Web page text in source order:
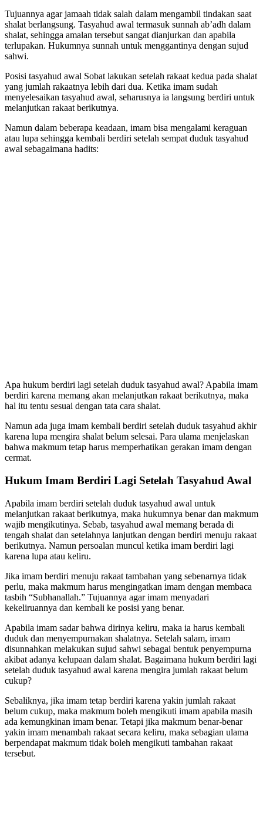
Tujuannya agar jamaah tidak salah dalam mengambil tindakan saat
shalat berlangsung. Tasyahud awal termasuk sunnah ab’adh dalam
shalat, sehingga amalan tersebut sangat dianjurkan dan apabila
terlupakan. Hukumnya sunnah untuk menggantinya dengan sujud
sahwi.
Posisi tasyahud awal Sobat lakukan setelah rakaat kedua pada shalat
yang jumlah rakaatnya lebih dari dua. Ketika imam sudah
menyelesaikan tasyahud awal, seharusnya ia langsung berdiri untuk
melanjutkan rakaat berikutnya.
Namun dalam beberapa keadaan, imam bisa mengalami keraguan
atau lupa sehingga kembali berdiri setelah sempat duduk tasyahud
awal sebagaimana hadits:
Apa hukum berdiri lagi setelah duduk tasyahud awal? Apabila imam
berdiri karena memang akan melanjutkan rakaat berikutnya, maka
hal itu tentu sesuai dengan tata cara shalat.
Namun ada juga imam kembali berdiri setelah duduk tasyahud akhir
karena lupa mengira shalat belum selesai. Para ulama menjelaskan
bahwa makmum tetap harus memperhatikan gerakan imam dengan
cermat.
Hukum Imam Berdiri Lagi Setelah Tasyahud Awal
Apabila imam berdiri setelah duduk tasyahud awal untuk
melanjutkan rakaat berikutnya, maka hukumnya benar dan makmum
wajib mengikutinya. Sebab, tasyahud awal memang berada di
tengah shalat dan setelahnya lanjutkan dengan berdiri menuju rakaat
berikutnya. Namun persoalan muncul ketika imam berdiri lagi
karena lupa atau keliru.
Jika imam berdiri menuju rakaat tambahan yang sebenarnya tidak
perlu, maka makmum harus mengingatkan imam dengan membaca
tasbih “Subhanallah.” Tujuannya agar imam menyadari
kekeliruannya dan kembali ke posisi yang benar.
Apabila imam sadar bahwa dirinya keliru, maka ia harus kembali
duduk dan menyempurnakan shalatnya. Setelah salam, imam
disunnahkan melakukan sujud sahwi sebagai bentuk penyempurna
akibat adanya kelupaan dalam shalat. Bagaimana hukum berdiri lagi
setelah duduk tasyahud awal karena mengira jumlah rakaat belum
cukup?
Sebaliknya, jika imam tetap berdiri karena yakin jumlah rakaat
belum cukup, maka makmum boleh mengikuti imam apabila masih
ada kemungkinan imam benar. Tetapi jika makmum benar-benar
yakin imam menambah rakaat secara keliru, maka sebagian ulama
berpendapat makmum tidak boleh mengikuti tambahan rakaat
tersebut.